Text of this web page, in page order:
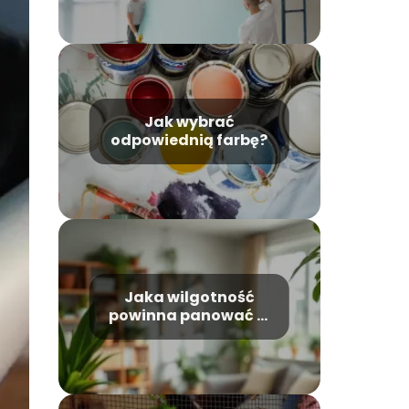
Jak wybrać
odpowiednią farbę?
Jaka wilgotność
powinna panować w
domu? Optymalne
wartości i porady